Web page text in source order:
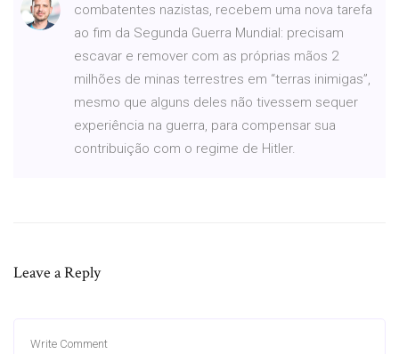
combatentes nazistas, recebem uma nova tarefa
ao fim da Segunda Guerra Mundial: precisam
escavar e remover com as próprias mãos 2
milhões de minas terrestres em “terras inimigas”,
mesmo que alguns deles não tivessem sequer
experiência na guerra, para compensar sua
contribuição com o regime de Hitler.
Leave a Reply